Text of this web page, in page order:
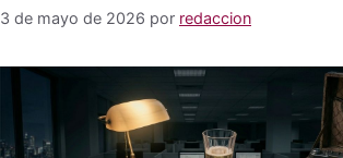
3 de mayo de 2026 por redaccion